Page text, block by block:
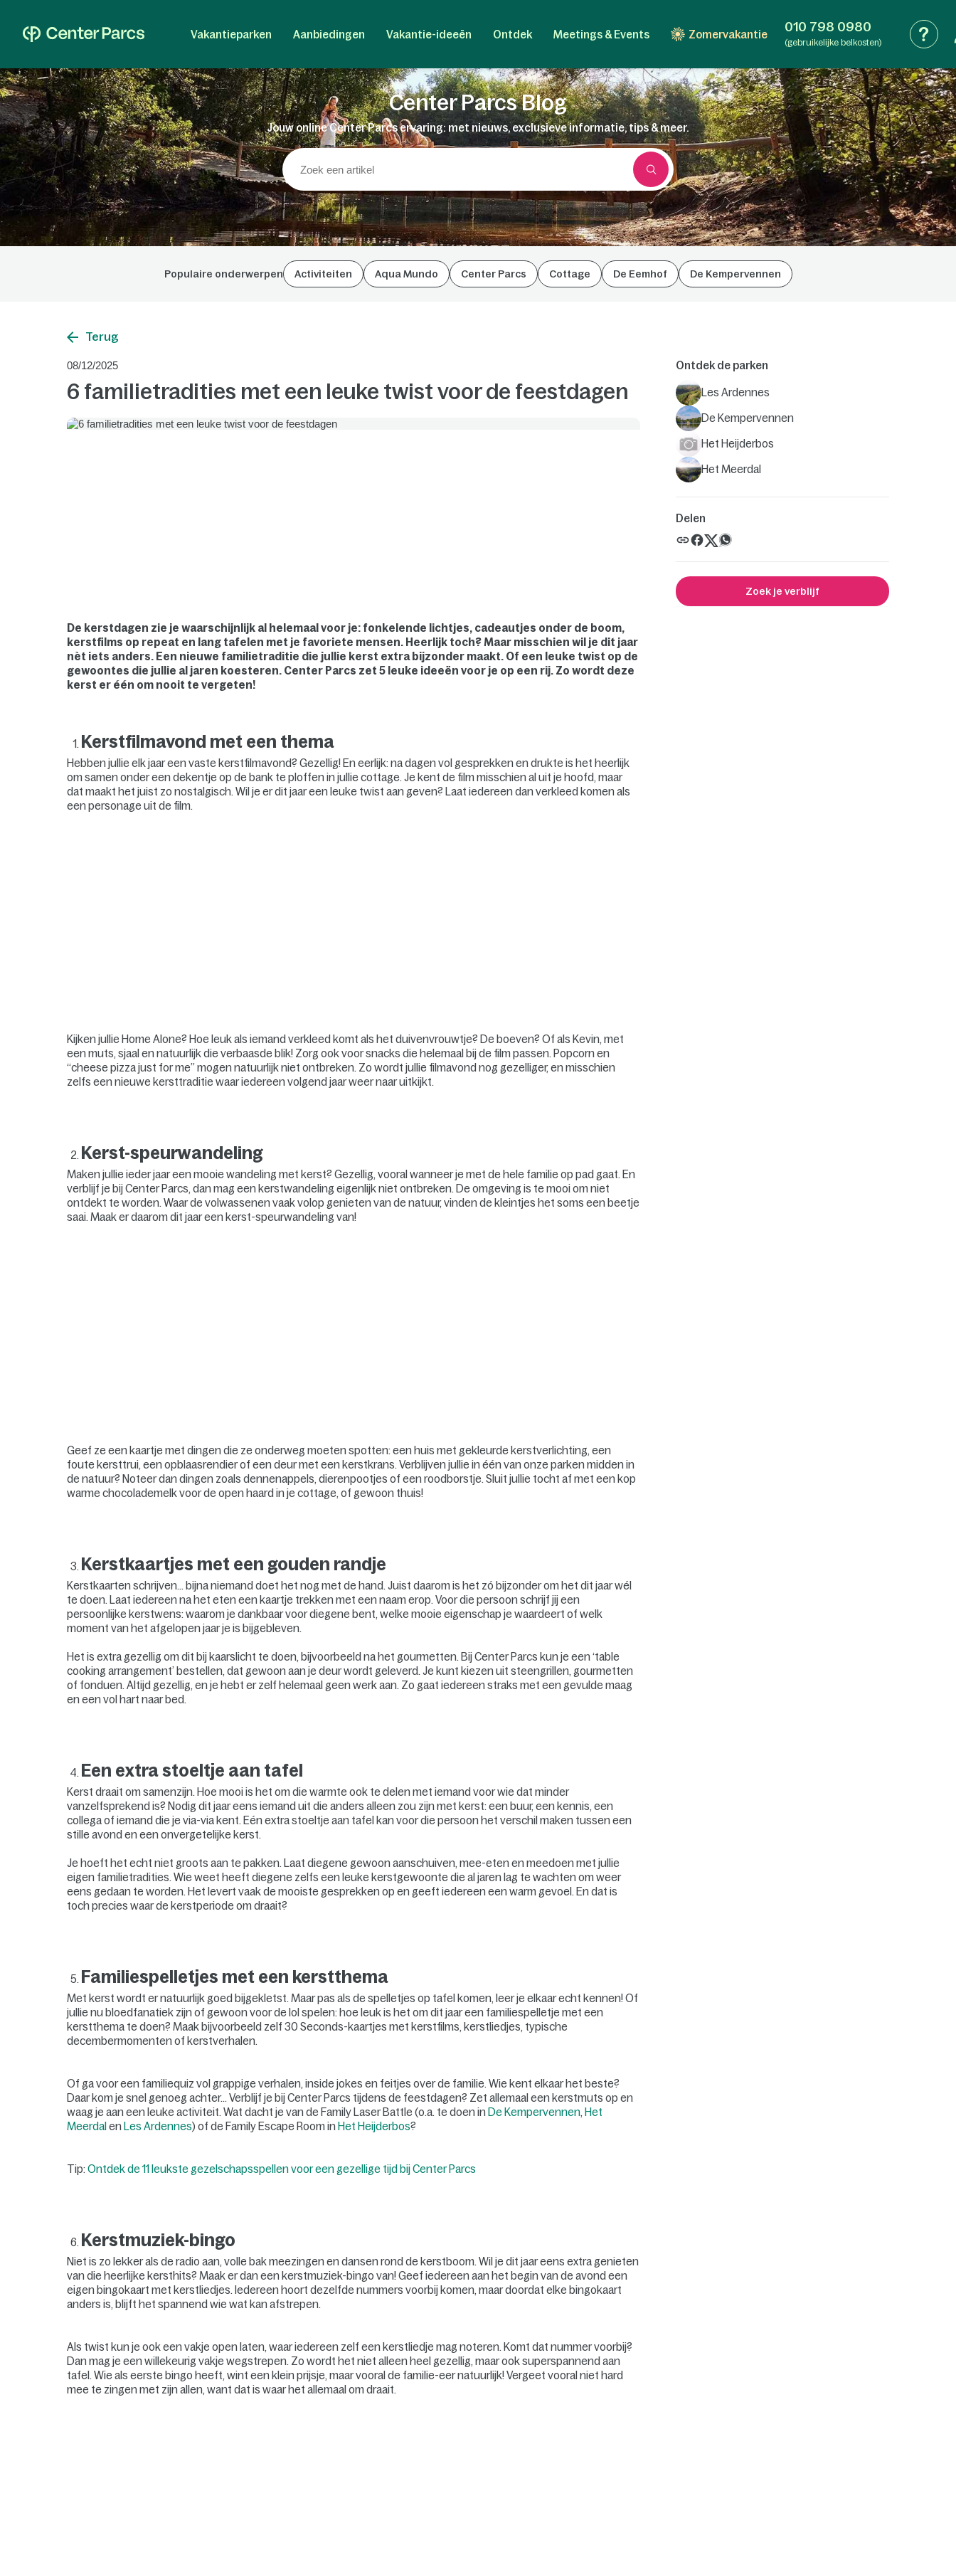
Vakantieparken Aanbiedingen Vakantie-ideeën Ontdek Meetings & Events Zomervakantie 010 798 0980
(gebruikelijke belkosten)
Center Parcs Blog
Jouw online Center Parcs ervaring: met nieuws, exclusieve informatie, tips & meer.
Populaire onderwerpen Activiteiten Aqua Mundo Center Parcs Cottage De Eemhof De Kempervennen
Terug
08/12/2025
6 familietradities met een leuke twist voor de feestdagen
De kerstdagen zie je waarschijnlijk al helemaal voor je: fonkelende lichtjes, cadeautjes onder de boom,
kerstfilms op repeat en lang tafelen met je favoriete mensen. Heerlijk toch? Maar misschien wil je dit jaar
nèt iets anders. Een nieuwe familietraditie die jullie kerst extra bijzonder maakt. Of een leuke twist op de
gewoontes die jullie al jaren koesteren. Center Parcs zet 5 leuke ideeën voor je op een rij. Zo wordt deze
kerst er één om nooit te vergeten!
Kerstfilmavond met een thema
Hebben jullie elk jaar een vaste kerstfilmavond? Gezellig! En eerlijk: na dagen vol gesprekken en drukte is het heerlijk
om samen onder een dekentje op de bank te ploffen in jullie cottage. Je kent de film misschien al uit je hoofd, maar
dat maakt het juist zo nostalgisch. Wil je er dit jaar een leuke twist aan geven? Laat iedereen dan verkleed komen als
een personage uit de film.
Kijken jullie Home Alone? Hoe leuk als iemand verkleed komt als het duivenvrouwtje? De boeven? Of als Kevin, met
een muts, sjaal en natuurlijk die verbaasde blik! Zorg ook voor snacks die helemaal bij de film passen. Popcorn en
“cheese pizza just for me” mogen natuurlijk niet ontbreken. Zo wordt jullie filmavond nog gezelliger, en misschien
zelfs een nieuwe kersttraditie waar iedereen volgend jaar weer naar uitkijkt.
Kerst-speurwandeling
Maken jullie ieder jaar een mooie wandeling met kerst? Gezellig, vooral wanneer je met de hele familie op pad gaat. En
verblijf je bij Center Parcs, dan mag een kerstwandeling eigenlijk niet ontbreken. De omgeving is te mooi om niet
ontdekt te worden. Waar de volwassenen vaak volop genieten van de natuur, vinden de kleintjes het soms een beetje
saai. Maak er daarom dit jaar een kerst-speurwandeling van!
Geef ze een kaartje met dingen die ze onderweg moeten spotten: een huis met gekleurde kerstverlichting, een
foute kersttrui, een opblaasrendier of een deur met een kerstkrans. Verblijven jullie in één van onze parken midden in
de natuur? Noteer dan dingen zoals dennenappels, dierenpootjes of een roodborstje. Sluit jullie tocht af met een kop
warme chocolademelk voor de open haard in je cottage, of gewoon thuis!
Kerstkaartjes met een gouden randje
Kerstkaarten schrijven… bijna niemand doet het nog met de hand. Juist daarom is het zó bijzonder om het dit jaar wél
te doen. Laat iedereen na het eten een kaartje trekken met een naam erop. Voor die persoon schrijf jij een
persoonlijke kerstwens: waarom je dankbaar voor diegene bent, welke mooie eigenschap je waardeert of welk
moment van het afgelopen jaar je is bijgebleven.
Het is extra gezellig om dit bij kaarslicht te doen, bijvoorbeeld na het gourmetten. Bij Center Parcs kun je een ‘table
cooking arrangement’ bestellen, dat gewoon aan je deur wordt geleverd. Je kunt kiezen uit steengrillen, gourmetten
of fonduen. Altijd gezellig, en je hebt er zelf helemaal geen werk aan. Zo gaat iedereen straks met een gevulde maag
en een vol hart naar bed.
Een extra stoeltje aan tafel
Kerst draait om samenzijn. Hoe mooi is het om die warmte ook te delen met iemand voor wie dat minder
vanzelfsprekend is? Nodig dit jaar eens iemand uit die anders alleen zou zijn met kerst: een buur, een kennis, een
collega of iemand die je via-via kent. Eén extra stoeltje aan tafel kan voor die persoon het verschil maken tussen een
stille avond en een onvergetelijke kerst.
Je hoeft het echt niet groots aan te pakken. Laat diegene gewoon aanschuiven, mee-eten en meedoen met jullie
eigen familietradities. Wie weet heeft diegene zelfs een leuke kerstgewoonte die al jaren lag te wachten om weer
eens gedaan te worden. Het levert vaak de mooiste gesprekken op en geeft iedereen een warm gevoel. En dat is
toch precies waar de kerstperiode om draait?
Familiespelletjes met een kerstthema
Met kerst wordt er natuurlijk goed bijgekletst. Maar pas als de spelletjes op tafel komen, leer je elkaar echt kennen! Of
jullie nu bloedfanatiek zijn of gewoon voor de lol spelen: hoe leuk is het om dit jaar een familiespelletje met een
kerstthema te doen? Maak bijvoorbeeld zelf 30 Seconds-kaartjes met kerstfilms, kerstliedjes, typische
decembermomenten of kerstverhalen.
Of ga voor een familiequiz vol grappige verhalen, inside jokes en feitjes over de familie. Wie kent elkaar het beste?
Daar kom je snel genoeg achter… Verblijf je bij Center Parcs tijdens de feestdagen? Zet allemaal een kerstmuts op en
waag je aan een leuke activiteit. Wat dacht je van de Family Laser Battle (o.a. te doen in De Kempervennen, Het
Meerdal en Les Ardennes) of de Family Escape Room in Het Heijderbos?
Tip:Ontdek de 11 leukste gezelschapsspellen voor een gezellige tijd bij Center Parcs
Kerstmuziek-bingo
Niet is zo lekker als de radio aan, volle bak meezingen en dansen rond de kerstboom. Wil je dit jaar eens extra genieten
van die heerlijke kersthits? Maak er dan een kerstmuziek-bingo van! Geef iedereen aan het begin van de avond een
eigen bingokaart met kerstliedjes. Iedereen hoort dezelfde nummers voorbij komen, maar doordat elke bingokaart
anders is, blijft het spannend wie wat kan afstrepen.
Als twist kun je ook een vakje open laten, waar iedereen zelf een kerstliedje mag noteren. Komt dat nummer voorbij?
Dan mag je een willekeurig vakje wegstrepen. Zo wordt het niet alleen heel gezellig, maar ook superspannend aan
tafel. Wie als eerste bingo heeft, wint een klein prijsje, maar vooral de familie-eer natuurlijk! Vergeet vooral niet hard
mee te zingen met zijn allen, want dat is waar het allemaal om draait.
Ontdek de parken
Les Ardennes
De Kempervennen
Het Heijderbos
Het Meerdal
Delen
Zoek je verblijf